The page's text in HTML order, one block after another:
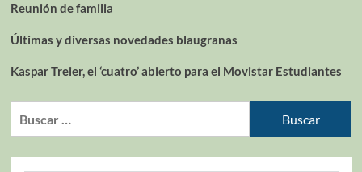
Reunión de familia
Últimas y diversas novedades blaugranas
Kaspar Treier, el ‘cuatro’ abierto para el Movistar Estudiantes